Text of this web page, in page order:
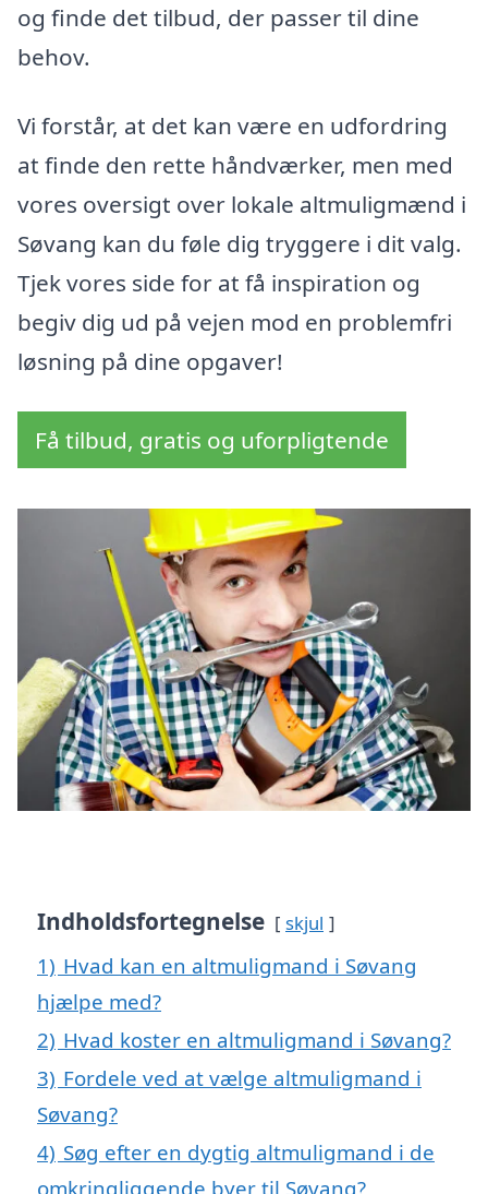
og finde det tilbud, der passer til dine
behov.
Vi forstår, at det kan være en udfordring
at finde den rette håndværker, men med
vores oversigt over lokale altmuligmænd i
Søvang kan du føle dig tryggere i dit valg.
Tjek vores side for at få inspiration og
begiv dig ud på vejen mod en problemfri
løsning på dine opgaver!
Få tilbud, gratis og uforpligtende
Indholdsfortegnelse skjul
1) Hvad kan en altmuligmand i Søvang
hjælpe med?
2) Hvad koster en altmuligmand i Søvang?
3) Fordele ved at vælge altmuligmand i
Søvang?
4) Søg efter en dygtig altmuligmand i de
omkringliggende byer til Søvang?